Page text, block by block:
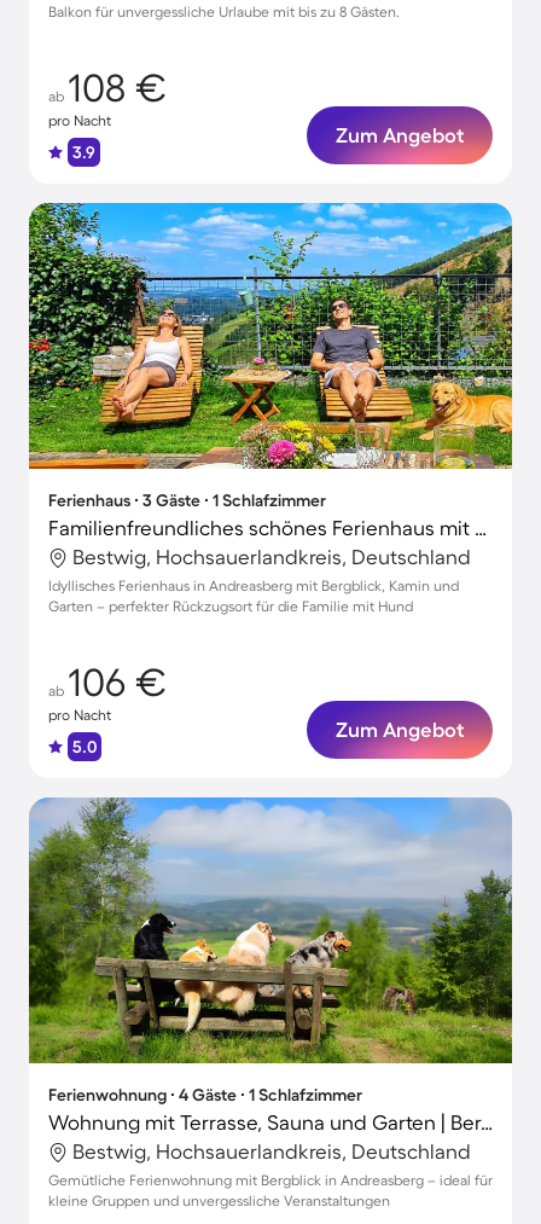
Balkon für unvergessliche Urlaube mit bis zu 8 Gästen.
ab 108 €
pro Nacht
3.9
Zum Angebot
Ferienhaus ∙ 3 Gäste ∙ 1 Schlafzimmer
Familienfreundliches schönes Ferienhaus mit Terrasse, Garten und Grill | Panoramablick | Hunde erlaubt
Bestwig, Hochsauerlandkreis, Deutschland
Idyllisches Ferienhaus in Andreasberg mit Bergblick, Kamin und
Garten – perfekter Rückzugsort für die Familie mit Hund
ab 106 €
pro Nacht
5.0
Zum Angebot
Ferienwohnung ∙ 4 Gäste ∙ 1 Schlafzimmer
Wohnung mit Terrasse, Sauna und Garten | Bergblick
Bestwig, Hochsauerlandkreis, Deutschland
Gemütliche Ferienwohnung mit Bergblick in Andreasberg – ideal für
kleine Gruppen und unvergessliche Veranstaltungen